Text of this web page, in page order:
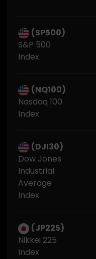
(SP500)
S&P 500
Index
(NQ100)
Nasdaq 100
Index
(DJI30)
Dow Jones
Industrial
Average
Index
(JP225)
Nikkei 225
Index